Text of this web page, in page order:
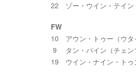
22 ゾー・ウイン・テイン
FW
10 アウン・トゥー（ウタ
9 タン・パイン（チェン
19 ウイン・ナイン・トゥ